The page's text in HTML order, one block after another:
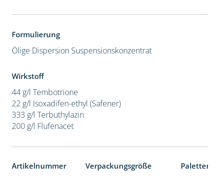
Formulierung
Ölige Dispersion Suspensionskonzentrat
Wirkstoff
44 g/l Tembotrione
22 g/l Isoxadifen-ethyl (Safener)
333 g/l Terbuthylazin
200 g/l Flufenacet
Artikelnummer Verpackungsgröße